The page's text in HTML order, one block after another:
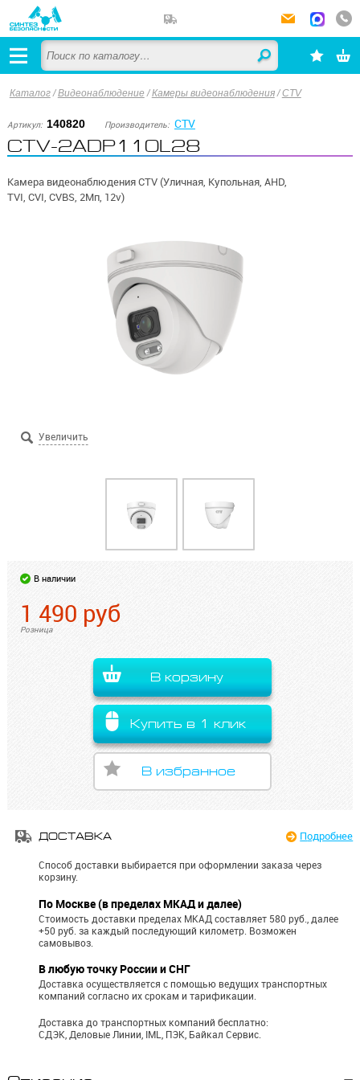
Каталог/Видеонаблюдение /Камеры видеонаблюдения /CTV
Артикул: 140820 Производитель: CTV
CTV-2ADP110L28
Камера видеонаблюдения CTV (Уличная, Купольная, AHD,
TVI, CVI, CVBS, 2Мп, 12v)
В наличии
1 490 руб
Розница
В корзину
Купить в 1 клик
В избранное
ДОСТАВКА Подробнее
Способ доставки выбирается при оформлении заказа через
корзину.
По Москве (в пределах МКАД и далее)
Стоимость доставки пределах МКАД составляет 580 руб., далее
+50 руб. за каждый последующий километр. Возможен
самовывоз.
В любую точку России и СНГ
Доставка осуществляется с помощью ведущих транспортных
компаний согласно их срокам и тарификации.
Доставка до транспортных компаний бесплатно:
СДЭК, Деловые Линии, IML, ПЭК, Байкал Сервис.